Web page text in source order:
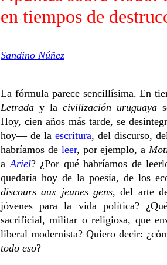
en tiempos de
Sandino Núñez
La fórmula parece sencillísima. En
Letrada y lacivilización uruguaya
Hoy, cien años más tarde, se
hoy— de laescritura, del discurso,
habríamos de leer, por ejemplo, a
aAriel? ¿Por qué habríamos de
quedaría hoy de la poesía, de los
discours aux jeunes gens, del arte
jóvenes para la vida política?
sacrificial, militar o religiosa, que
liberal modernista? Quiero decir:
todo eso?